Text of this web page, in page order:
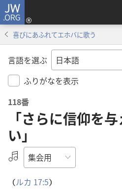
JW.ORG
喜びにあふれてエホバに歌う
言語を選ぶ
ふりがなを表示
118番
「さらに信仰を
い」
オー
オ
（ルカ 17:5）